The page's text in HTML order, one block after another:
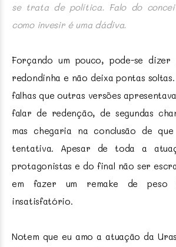
se trata de política. Falo do
como invesir é uma dádiva.
Forçando um pouco, pode-se
redondinha e não deixa pontas
falhas que outras versões
falar de redenção, de segundas
mas chegaria na conclusão de
tentativa. Apesar de toda a
protagonistas e do final não ser
em fazer um remake de peso
insatisfatório.
Notem que eu amo a atuação da